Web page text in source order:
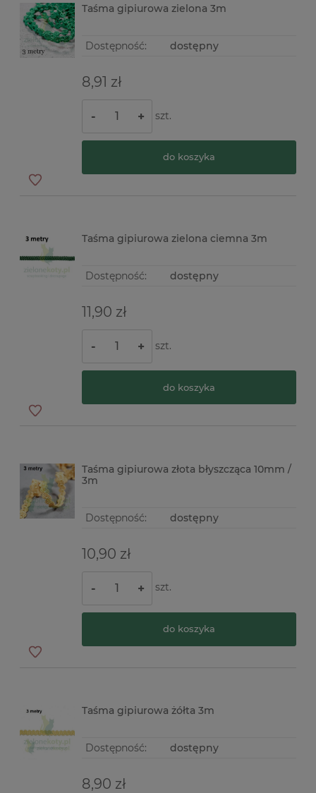
Taśma gipiurowa zielona 3m
Dostępność: dostępny
8,91 zł
- + szt.
do koszyka
Taśma gipiurowa zielona ciemna 3m
Dostępność: dostępny
11,90 zł
- + szt.
do koszyka
Taśma gipiurowa złota błyszcząca 10mm /
3m
Dostępność: dostępny
10,90 zł
- + szt.
do koszyka
Taśma gipiurowa żółta 3m
Dostępność: dostępny
8,90 zł